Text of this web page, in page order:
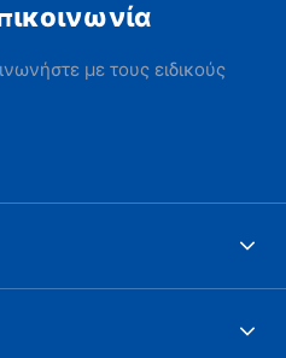
με τους ειδικούς